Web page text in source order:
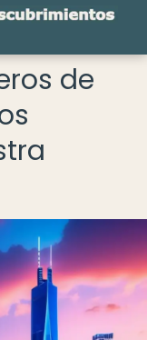
de